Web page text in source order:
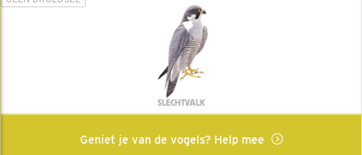
SLECHTVALK
Geniet je van de vogels? Help mee